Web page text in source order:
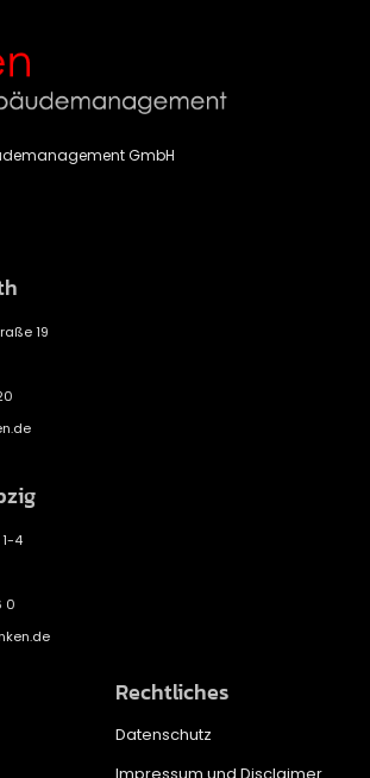
GmbH
19
4
0
Rechtliches
Datenschutz